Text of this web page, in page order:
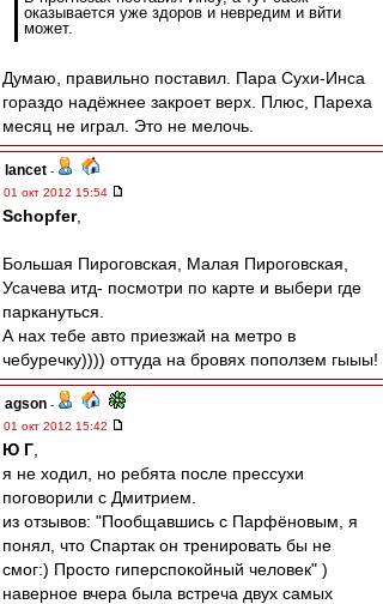
оказывается уже здоров и невредим и вйти
может.
Думаю, правильно поставил. Пара Сухи-Инса
гораздо надёжнее закроет верх. Плюс, Пареха
месяц не играл. Это не мелочь.
lancet -
01 окт 2012 15:54
Schopfer,
Большая Пироговская, Малая Пироговская,
Усачева итд- посмотри по карте и выбери где
паркануться.
А нах тебе авто приезжай на метро в
чебуречку)))) оттуда на бровях поползем гыыы!
agson -
01 окт 2012 15:42
Ю Г
я не ходил, но ребята после прессухи
поговорили с Дмитрием.
из отзывов: "Пообщавшись с Парфёновым, я
понял, что Спартак он тренировать бы не
смог:) Просто гиперспокойный человек" )
наверное вчера была встреча двух самых